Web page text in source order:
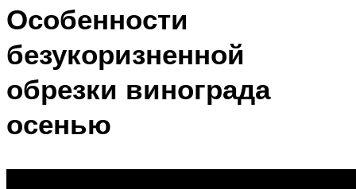
Особенности
безукоризненной
обрезки винограда
осенью